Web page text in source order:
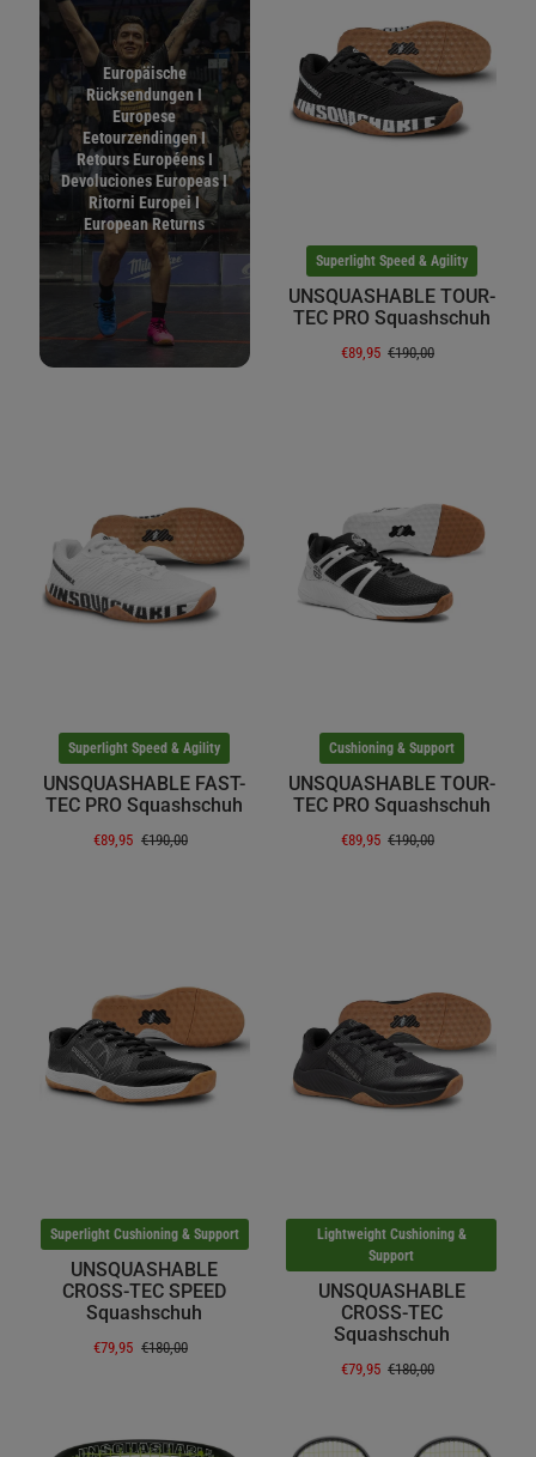
Europäische
Rücksendungen I
Europese
Eetourzendingen I
Retours Européens I
Devoluciones Europeas I
Ritorni Europei I
European Returns
Superlight Speed & Agility
UNSQUASHABLE TOUR-
TEC PRO Squashschuh
€89,95 €190,00
Superlight Speed & Agility
UNSQUASHABLE FAST-
TEC PRO Squashschuh
€89,95 €190,00
Cushioning & Support
UNSQUASHABLE TOUR-
TEC PRO Squashschuh
€89,95 €190,00
Superlight Cushioning & Support
UNSQUASHABLE
CROSS-TEC SPEED
Squashschuh
€79,95 €180,00
Lightweight Cushioning &
Support
UNSQUASHABLE
CROSS-TEC
Squashschuh
€79,95 €180,00